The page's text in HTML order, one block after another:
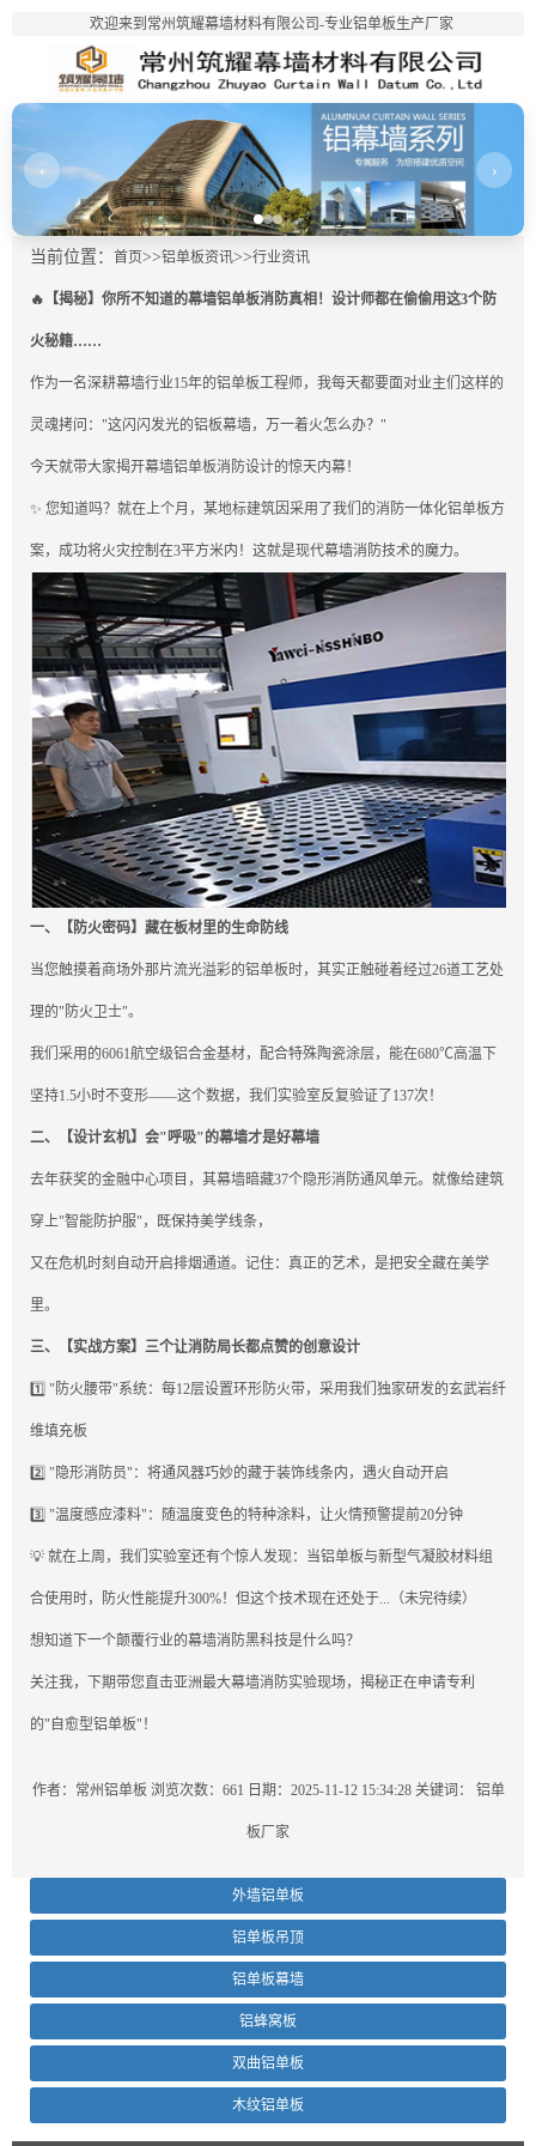
欢迎来到常州筑耀幕墙材料有限公司-专业铝单板生产厂家
‹ ›
当前位置： 首页>>铝单板资讯>>行业资讯
🔥【揭秘】你所不知道的幕墙铝单板消防真相！设计师都在偷偷用这3个防
火秘籍……
作为一名深耕幕墙行业15年的铝单板工程师，我每天都要面对业主们这样的
灵魂拷问："这闪闪发光的铝板幕墙，万一着火怎么办？"
今天就带大家揭开幕墙铝单板消防设计的惊天内幕！
✨ 您知道吗？就在上个月，某地标建筑因采用了我们的消防一体化铝单板方
案， 成功将火灾控制在3平方米内！这就是现代幕墙消防技术的魔力。
一、【防火密码】藏在板材里的生命防线
当您触摸着商场外那片流光溢彩的铝单板时，其实正触碰着经过26道工艺处
理的"防火卫士"。
我们采用的6061航空级铝合金基材，配合特殊陶瓷涂层，能在680℃高温下
坚持1.5小时不变形——这个数据，我们实验室反复验证了137次！
二、【设计玄机】会"呼吸"的幕墙才是好幕墙
去年获奖的金融中心项目，其幕墙暗藏37个隐形消防通风单元。就像给建筑
穿上"智能防护服"，既保持美学线条，
又在危机时刻自动开启排烟通道。记住：真正的艺术，是把安全藏在美学
里。
三、【实战方案】三个让消防局长都点赞的创意设计
1️⃣ "防火腰带"系统：每12层设置环形防火带，采用我们独家研发的玄武岩纤
维填充板
2️⃣ "隐形消防员"：将通风器巧妙的藏于装饰线条内，遇火自动开启
3️⃣ "温度感应漆料"：随温度变色的特种涂料，让火情预警提前20分钟
💡 就在上周，我们实验室还有个惊人发现：当铝单板与新型气凝胶材料组
合使用时，防火性能提升300%！但这个技术现在还处于...（未完待续）
想知道下一个颠覆行业的幕墙消防黑科技是什么吗？
关注我，下期带您直击亚洲最大幕墙消防实验现场，揭秘正在申请专利
的"自愈型铝单板"！
作者：常州铝单板 浏览次数：661 日期：2025-11-12 15:34:28 关键词： 铝单
板厂家
外墙铝单板
铝单板吊顶
铝单板幕墙
铝蜂窝板
双曲铝单板
木纹铝单板